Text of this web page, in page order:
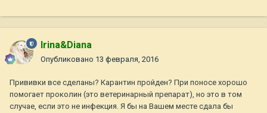
Irina&Diana
Опубликовано 13 февраля, 2016
Прививки все сделаны? Карантин пройден? При поносе хорошо
помогает проколин (это ветеринарный препарат), но это в том
случае, если это не инфекция. Я бы на Вашем месте сдала бы